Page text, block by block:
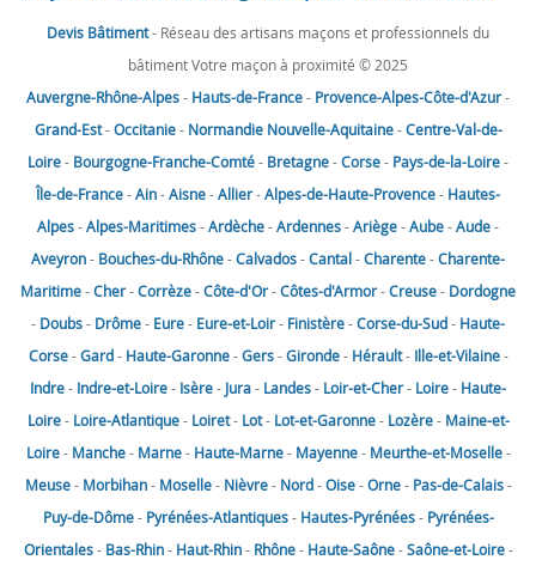
Devis Bâtiment- Réseau des artisans maçons et professionnels du
bâtiment Votre maçon à proximité © 2025
Auvergne-Rhône-Alpes- Hauts-de-France- Provence-Alpes-Côte-d'Azur-
Grand-Est-Occitanie- Normandie Nouvelle-Aquitaine-Centre-Val-de-
Loire- Bourgogne-Franche-Comté- Bretagne-Corse- Pays-de-la-Loire-
Île-de-France-Ain-Aisne-Allier-Alpes-de-Haute-Provence- Hautes-
Alpes-Alpes-Maritimes-Ardèche-Ardennes-Ariège-Aube-Aude-
Aveyron- Bouches-du-Rhône-Calvados-Cantal-Charente-Charente-
Maritime-Cher-Corrèze-Côte-d'Or-Côtes-d'Armor-Creuse- Dordogne
- Doubs- Drôme- Eure- Eure-et-Loir- Finistère-Corse-du-Sud- Haute-
Corse-Gard- Haute-Garonne-Gers-Gironde- Hérault- Ille-et-Vilaine-
Indre- Indre-et-Loire- Isère- Jura- Landes- Loir-et-Cher- Loire- Haute-
Loire- Loire-Atlantique- Loiret- Lot- Lot-et-Garonne- Lozère- Maine-et-
Loire- Manche- Marne- Haute-Marne- Mayenne- Meurthe-et-Moselle-
Meuse- Morbihan- Moselle- Nièvre- Nord-Oise-Orne- Pas-de-Calais-
Puy-de-Dôme- Pyrénées-Atlantiques- Hautes-Pyrénées- Pyrénées-
Orientales- Bas-Rhin- Haut-Rhin- Rhône- Haute-Saône-Saône-et-Loire-